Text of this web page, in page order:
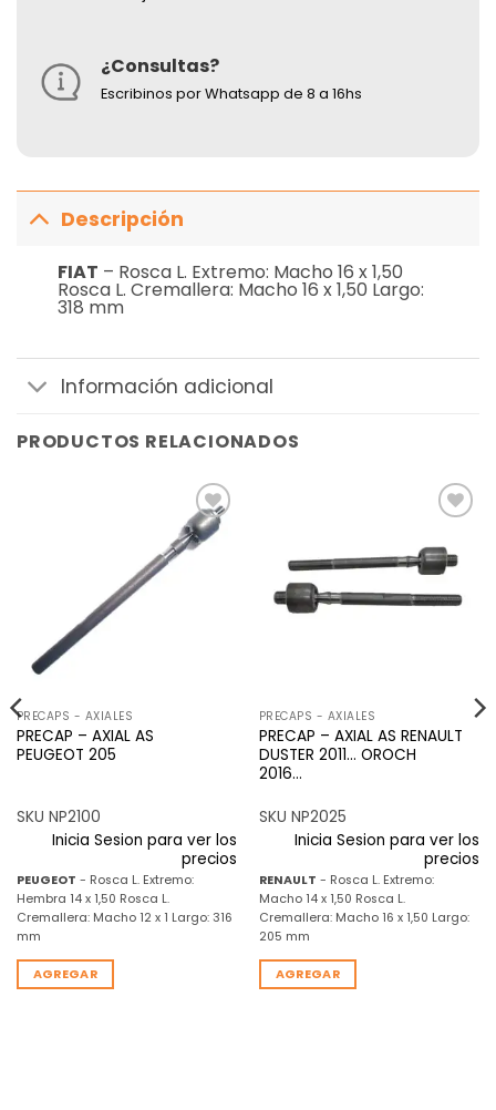
¿Consultas?
Escribinos por Whatsapp de 8 a 16hs
Descripción
FIAT – Rosca L. Extremo: Macho 16 x 1,50
Rosca L. Cremallera: Macho 16 x 1,50 Largo:
318 mm
Información adicional
PRODUCTOS RELACIONADOS
Añadir
a la
PRECAPS - AXIALES
PRECAP – AXIAL AS
PEUGEOT 205
SKU NP2100
Inicia Sesion para ver los
precios
PEUGEOT - Rosca L. Extremo:
Hembra 14 x 1,50 Rosca L.
Cremallera: Macho 12 x 1 Largo: 316
mm
AGREGAR
a la
lista de
deseos
PRECAPS - AXIALES
PRECAP – AXIAL AS RENAULT
DUSTER 2011… OROCH
2016…
SKU NP2025
Inicia Sesion para ver los
precios
RENAULT - Rosca L. Extremo:
Macho 14 x 1,50 Rosca L.
Cremallera: Macho 16 x 1,50 Largo:
205 mm
AGREGAR